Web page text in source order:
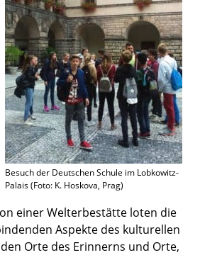
Besuch der Deutschen Schule im Lobkowitz-
Palais (Foto: K. Hoskova, Prag)
einer Welterbe­stätte loten die
Aspekte des kultu­rel­len
Orte des Erinnerns und Orte,